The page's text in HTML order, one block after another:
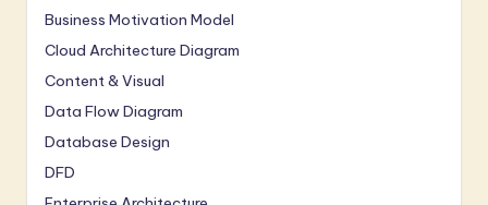
Business Motivation Model
Cloud Architecture Diagram
Content & Visual
Data Flow Diagram
Database Design
DFD